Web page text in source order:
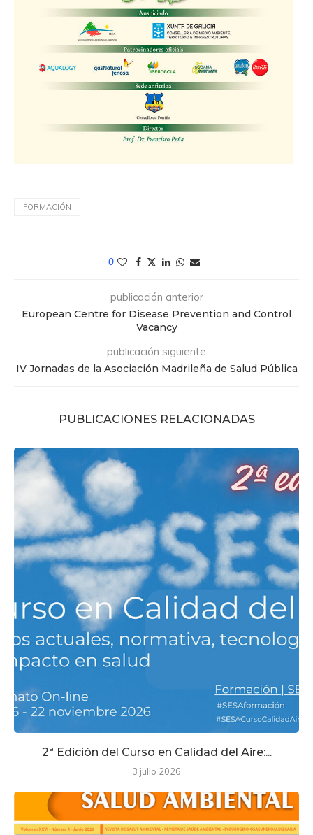
FORMACIÓN
0
publicación anterior
European Centre for Disease Prevention and Control
Vacancy
publicación siguiente
IV Jornadas de la Asociación Madrileña de Salud Pública
PUBLICACIONES RELACIONADAS
2ª Edición del Curso en Calidad del Aire:...
3 julio 2026